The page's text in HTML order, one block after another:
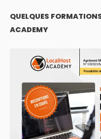
QUELQUES
ACADEMY